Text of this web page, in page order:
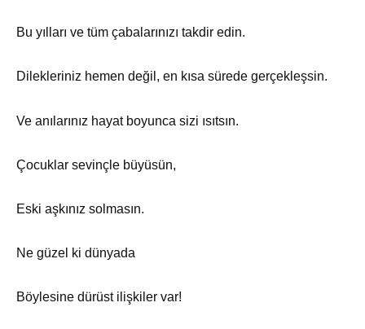
Bu yılları ve tüm çabalarınızı takdir edin.
Dilekleriniz hemen değil, en kısa sürede gerçekleşsin.
Ve anılarınız hayat boyunca sizi ısıtsın.
Çocuklar sevinçle büyüsün,
Eski aşkınız solmasın.
Ne güzel ki dünyada
Böylesine dürüst ilişkiler var!